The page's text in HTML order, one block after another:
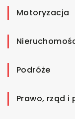
Motoryzacja
Podróże
Prawo, rząd i